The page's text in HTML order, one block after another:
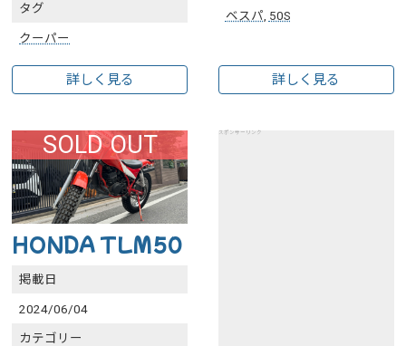
タグ
クーパー
詳しく見る
ベスパ 50S
詳しく見る
SOLD OUT
HONDA TLM50
掲載日
2024/06/04
カテゴリー
スポンサーリンク